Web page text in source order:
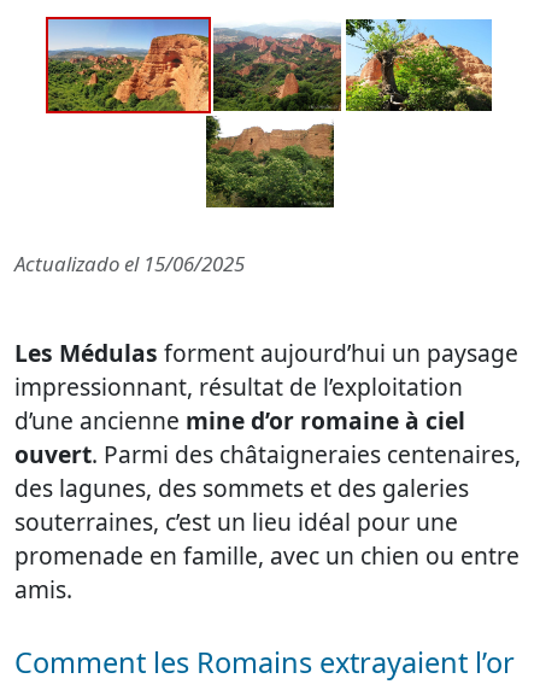
Actualizado el 15/06/2025
Les Médulas forment aujourd’hui un paysage
impressionnant, résultat de l’exploitation
d’une ancienne mine d’or romaine à ciel
ouvert. Parmi des châtaigneraies centenaires,
des lagunes, des sommets et des galeries
souterraines, c’est un lieu idéal pour une
promenade en famille, avec un chien ou entre
amis.
Comment les Romains extrayaient l’or